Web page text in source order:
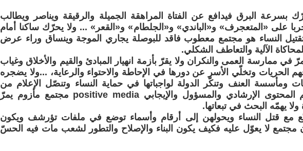
بسرعة البرق فيدافع عن الفتاة المراهقة الجميلة والرقيقة ويناصر ويطالب
على «المتعجرف» و«الباندي» و«الجلطام» و«القعر» ... ولا يحرّك ساكنا أمام
النساء هو مجتمع معطوب فاقد للبوصلة يجاري الموجة وينساق وراء عرض
الآلية والتعاطف الشكلي.
في ممارسة العمى والنكران ولا يقرّ بأزمة انهيار المبادئ والقيم والأخلاق وغياب
الحريات وتخلّي الأسر عن دورها في الإحاطة والاحتواء والرعاية، ...ولا يضجره
ومأسسة العنف وتنكّر الدولة لواجباتها في حماية النساء وتنصّل الإعلام من
دوره في تقديم المحتوى الإرشادي والمسؤول والإيجابي positive media مجتمع مأزوم يمرّ
يهمّه البحث في تبعاتها.
مع قتل النساء ويحولهن إلى أرقام وأسماء توضع في ملفات تؤرشف ويكون
مجتمع لا يعوّل عليه فكيف يكون البناء والإصلاح والتطور لشعب مات فيه الحسّ